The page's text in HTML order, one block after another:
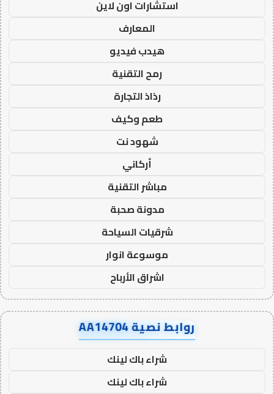
استشارات اون لاين
المعارف
هيدب فيديو
رمح التقنية
رذاذ التجارة
طعم وكيف
شهود نت
أركاني
مباشر التقنية
مدونة صحبة
شرقيات السياحة
موسوعة انوار
اشراق الأرباح
روابط نصية AA14704
شراء باك لينك
شراء باك لينك